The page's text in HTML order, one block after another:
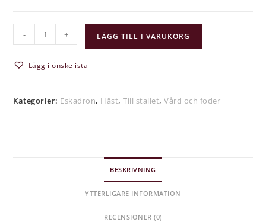
- + LÄGG TILL I VARUKORG
Lägg i önskelista
Kategorier: Eskadron, Häst,Till stallet,Vård och foder
BESKRIVNING
YTTERLIGARE INFORMATION
RECENSIONER (0)